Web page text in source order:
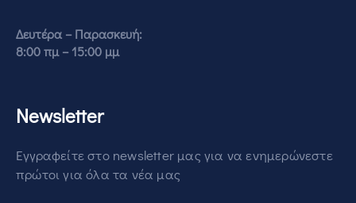
Δευτέρα – Παρασκευή:
8:00 πμ – 15:00 μμ
Newsletter
Εγγραφείτε στο newsletter μας για να ενημερώνεστε
πρώτοι για όλα τα νέα μας